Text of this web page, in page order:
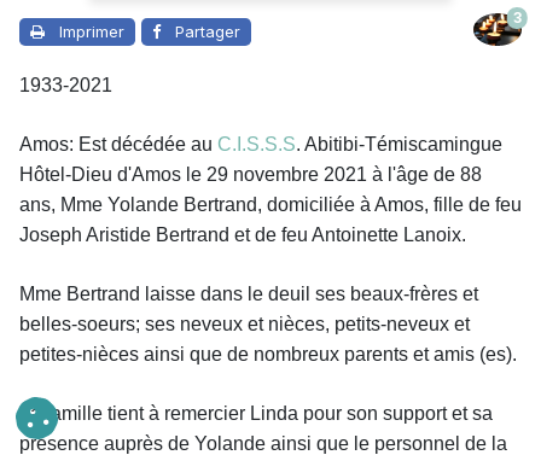
Imprimer Partager
3
1933-2021
Amos: Est décédée au C.I.S.S.S. Abitibi-Témiscamingue
Hôtel-Dieu d'Amos le 29 novembre 2021 à l'âge de 88
ans, Mme Yolande Bertrand, domiciliée à Amos, fille de feu
Joseph Aristide Bertrand et de feu Antoinette Lanoix.
Mme Bertrand laisse dans le deuil ses beaux-frères et
belles-soeurs; ses neveux et nièces, petits-neveux et
petites-nièces ainsi que de nombreux parents et amis (es).
La famille tient à remercier Linda pour son support et sa
présence auprès de Yolande ainsi que le personnel de la